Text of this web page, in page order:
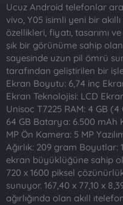
ş
l
a
n
t
a
i
h
i
Ucuz Android telefonlar
vivo, Y05 isimli yeni bir
özellikleri, fiyatı, tasarımı
şık bir görünüme sahip
sayesinde uzun pil ömrü
tarafından geliştirilen bir
Ekran Boyutu: 6,74 inç
Ekran Teknolojisi: LCD
Unisoc T7225 RAM: 4 GB
64 GB Batarya: 6.500 mAh
MP Ön Kamera: 5 MP
Ağırlık: 209 gram Boyutlar:
ekran büyüklüğüne sahip
720 x 1600 piksel
sunuyor. 167,40 x 77,10 x
ağırlığında olan akıll